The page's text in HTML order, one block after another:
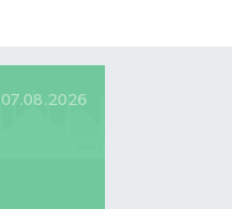
07.08.2026